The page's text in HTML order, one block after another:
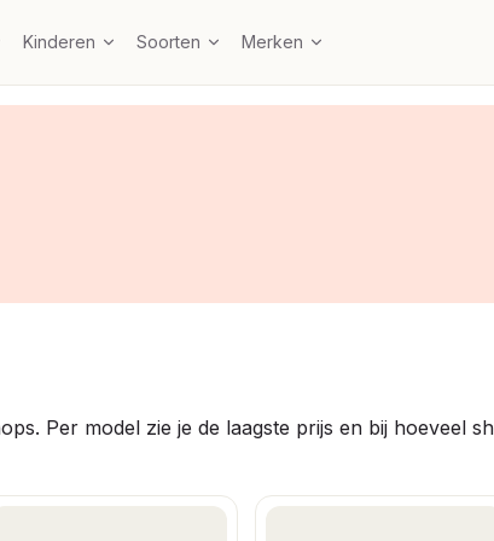
Kinderen Soorten Merken
Per model zie je de laagste prijs en bij hoeveel